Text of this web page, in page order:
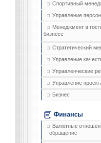
Спортивный
Управление
Менеджмент в
бизнесе
Стратегический
Управление
Управленческие
Управление
Бизнес
Финансы
Валютные
обращение